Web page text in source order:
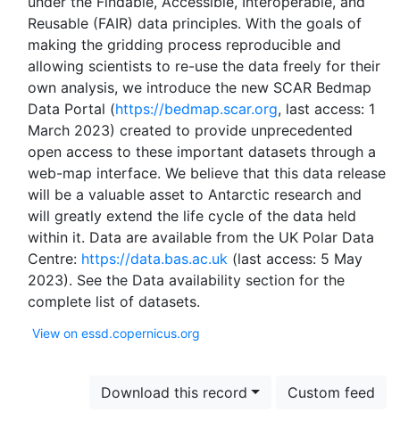
Reusable (FAIR) data principles. With the goals of
making the gridding process reproducible and
allowing scientists to re-use the data freely for their
own analysis, we introduce the new SCAR Bedmap
Data Portal (https://bedmap.scar.org, last access: 1
March 2023) created to provide unprecedented
open access to these important datasets through a
web-map interface. We believe that this data release
will be a valuable asset to Antarctic research and
will greatly extend the life cycle of the data held
within it. Data are available from the UK Polar Data
Centre: https://data.bas.ac.uk (last access: 5 May
2023​​​​​​​). See the Data availability section for the
View on essd.copernicus.org
Download this record Custom feed